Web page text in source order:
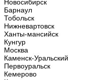
Новосибирск
Барнаул
Тобольск
Нижневартовск
Ханты-мансийск
Кунгур
Москва
Каменск-Уральский
Первоуральск
Кемерово